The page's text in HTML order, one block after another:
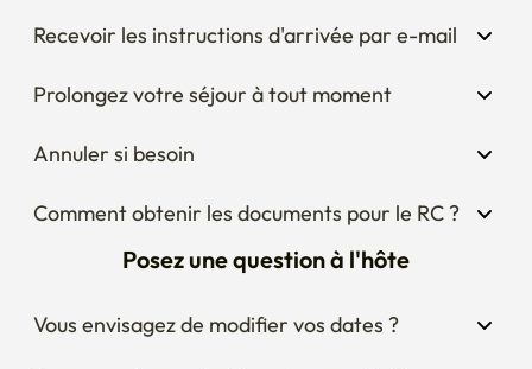
Recevoir les instructions d'arrivée par e-mail
Prolongez votre séjour à tout moment
Annuler si besoin
Comment obtenir les documents pour le RC ?
Posez une question à l'hôte
Vous envisagez de modifier vos dates ?